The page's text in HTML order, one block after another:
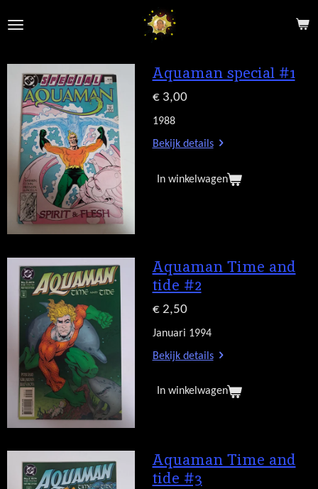
direct
de
hoofdinhoud
Aquaman special #1
€ 3,00
1988
Bekijk details
In winkelwagen
Aquaman Time and
tide #2
€ 2,50
Januari 1994
Bekijk details
In winkelwagen
Aquaman Time and
tide #3